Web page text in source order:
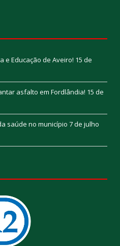
e Educação de Aveiro! 15 de
asfalto em Fordlândia! 15 de
saúde no município 7 de julho